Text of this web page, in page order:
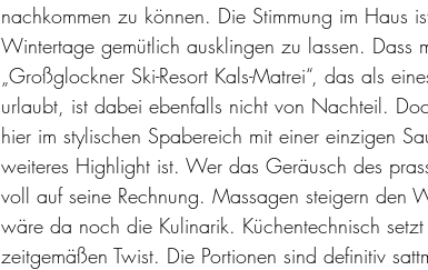
nachkommen zu können. Die Stimmung im Haus
Wintertage gemütlich ausklingen zu lassen. Dass
„Großglockner Ski-Resort Kals-Matrei“, das als
urlaubt, ist dabei ebenfalls nicht von Nachteil.
hier im stylischen Spabereich mit einer einzigen
weiteres Highlight ist. Wer das Geräusch des
voll auf seine Rechnung. Massagen steigern den
wäre da noch die Kulinarik. Küchentechnisch
zeitgemäßen Twist. Die Portionen sind definitiv